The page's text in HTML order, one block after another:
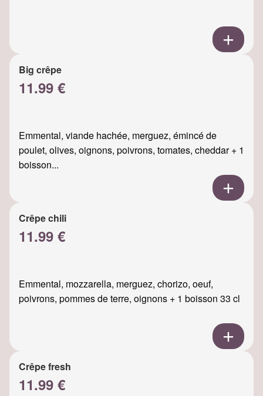
Big crêpe
11.99 €
Emmental, viande hachée, merguez, émincé de
poulet, olives, oignons, poivrons, tomates, cheddar + 1
boisson...
Crêpe chili
11.99 €
Emmental, mozzarella, merguez, chorizo, oeuf,
poivrons, pommes de terre, oignons + 1 boisson 33 cl
Crêpe fresh
11.99 €